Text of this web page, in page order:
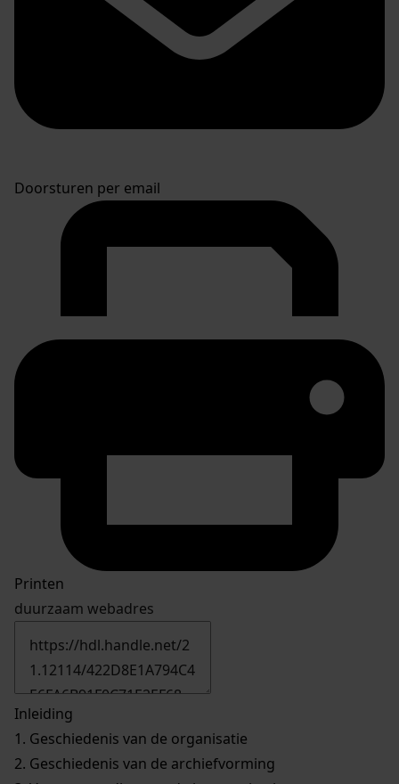
Doorsturen per email
Printen
duurzaam webadres
Inleiding
1. Geschiedenis van de organisatie
2. Geschiedenis van de archiefvorming